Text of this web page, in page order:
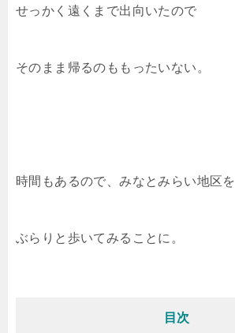
せっかく遠くまで出向いたので
そのまま帰るのももったいない。
時間もあるので、みなとみらい地区を
ぶらりと歩いてみることに。
目次